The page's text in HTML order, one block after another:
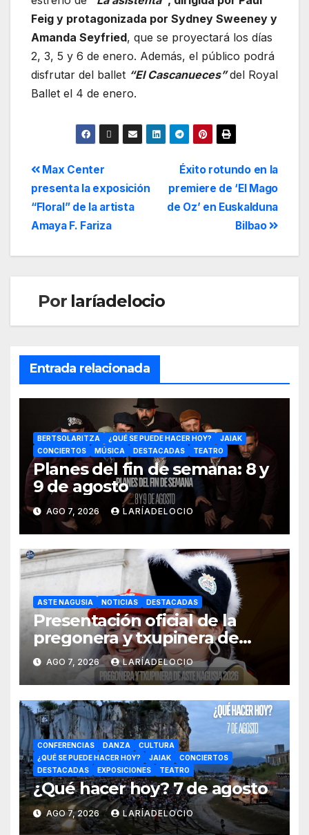
Feig y protagonizada por Sydney Sweeney y
Amanda Seyfried, que se proyectará los días
2, 3, 5 y 6 de enero. Además, el público podrá
disfrutar del ballet “El Cascanueces” del Royal
Ballet el 4 de enero.
Éxito rotundo en la
premiere de ‘El Mago
de Oz’ en Euskalduna
Bilbao
Max Center
presenta la exposición
“Floral” de la artista
Amaya F. Fariza
Por laríadelocio
Entrada relacionada
BERTSOLARITZA ¿QUÉ SE PUEDE HACER HOY?
JAIAK
CONCIERTOS
MÚSICA DESTACADAS TEATRO
Planes del fin de semana: 8 y
9 de agosto
AGO 7, 2026 LARÍADELOCIO
ASTE NAGUSIA NOTICIAS DESTACADAS
Presentación oficial de la
pregonera y txupinera de
Aste Nagusia 2026
AGO 7, 2026 LARÍADELOCIO
CONFERENCIAS DANZA
CULTURA
¿QUÉ SE PUEDE HACER HOY?
JAIAK
CONCIERTOS
DESTACADAS
EXPOSICIONES TEATRO
¿Qué hacer hoy? 7 de agosto
AGO 7, 2026 LARÍADELOCIO